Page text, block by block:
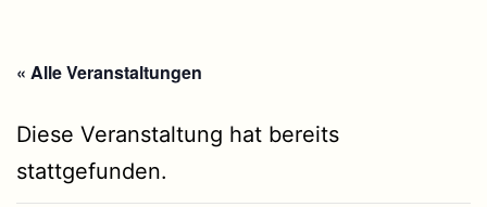
« Alle Veranstaltungen
Diese Veranstaltung hat bereits
stattgefunden.